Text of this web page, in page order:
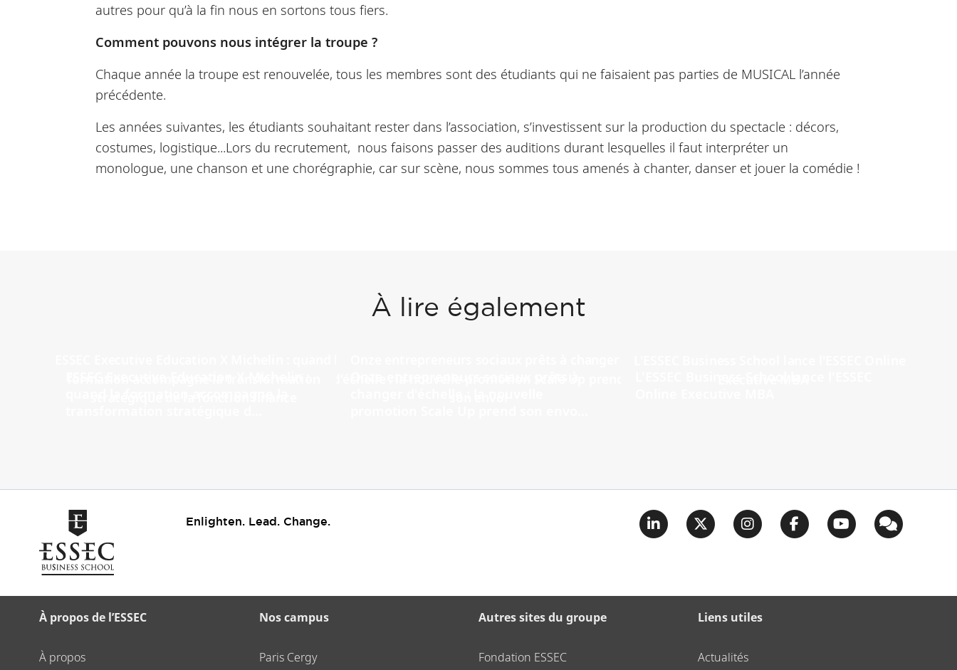
autres pour qu’à la fin nous en sortons tous fiers.
Comment pouvons nous intégrer la troupe ?
Chaque année la troupe est renouvelée, tous les membres sont des étudiants qui ne faisaient pas parties de MUSICAL l’année
précédente.
Les années suivantes, les étudiants souhaitant rester dans l’association, s’investissent sur la production du spectacle : décors,
costumes, logistique...Lors du recrutement, nous faisons passer des auditions durant lesquelles il faut interpréter un
monologue, une chanson et une chorégraphie, car sur scène, nous sommes tous amenés à chanter, danser et jouer la comédie !
À lire également
Enlighten. Lead. Change.
À propos de l’ESSEC
À propos
Nos campus
Paris Cergy
Autres sites du groupe
Fondation ESSEC
Liens utiles
Actualités